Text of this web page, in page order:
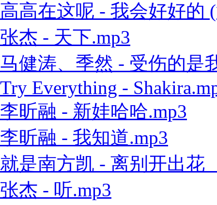
高高在这呢 - 我会好好的
张杰 - 天下.mp3
马健涛、季然 - 受伤的是
Try Everything -
李昕融 - 新娃哈哈.mp3
李昕融 - 我知道.mp3
就是南方凯 - 离别开出花
张杰 - 听.mp3